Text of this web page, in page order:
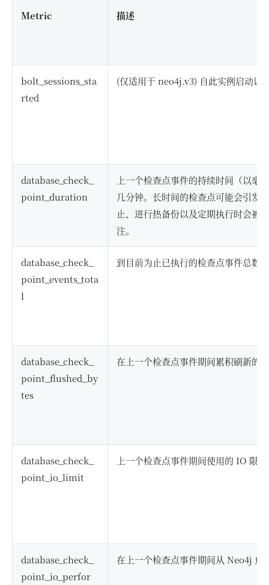
Metric 描述
bolt_sessions_sta
rted
(仅适用于 neo4j.v3) 自此实例启动以
database_check_
point_duration
上一个检查点事件的持续时间（以毫
几分钟。长时间的检查点可能会引发
止、进行热备份以及定期执行时会被
注。
database_check_
point_events_tota
l
到目前为止已执行的检查点事件总数。
database_check_
point_flushed_by
tes
在上一个检查点事件期间累积刷新的
database_check_
point_io_limit
上一个检查点事件期间使用的 IO 限
database_check_
point_io_perfor
在上一个检查点事件期间从 Neo4j 角